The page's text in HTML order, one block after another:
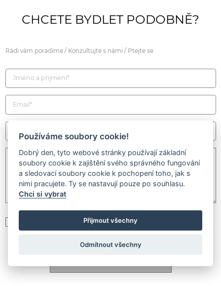
CHCETE BYDLET PODOBNĚ?
Rádi vám poradíme / Konzultujte s námi / Ptejte se
Souhlasím se zpracovánímosobních údajů podle GDPR
Používáme soubory cookie!
Dobrý den, tyto webové stránky používají základní
soubory cookie k zajištění svého správného fungování
a sledovací soubory cookie k pochopení toho, jak s
nimi pracujete. Ty se nastavují pouze po souhlasu.
Chci si vybrat
Přijmout všechny
Odmítnout všechny